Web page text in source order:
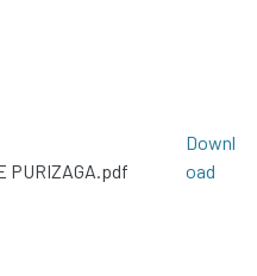
PURIZAGA.pdf
Downl
oad